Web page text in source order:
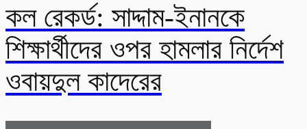
কল রেকর্ড: সাদ্দাম-ইনানকে
শিক্ষার্থীদের ওপর হামলার নির্দেশ
ওবায়দুল কাদেরের